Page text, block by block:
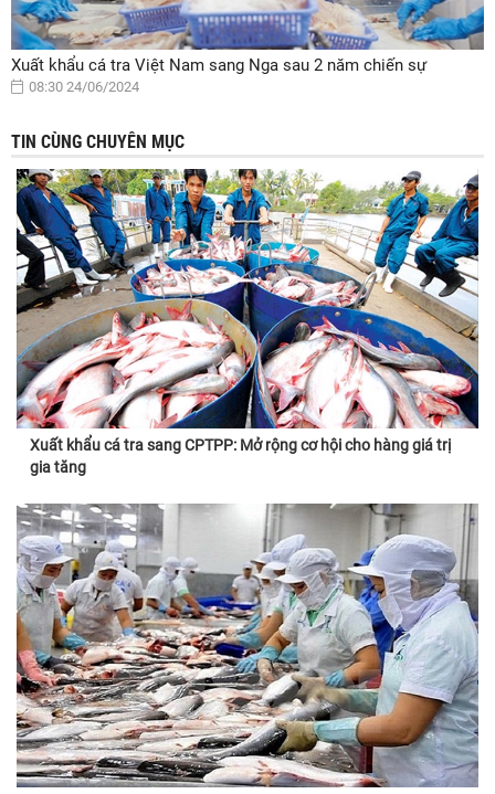
Xuất khẩu cá tra Việt Nam sang Nga sau 2 năm chiến sự
08:30 24/06/2024
TIN CÙNG CHUYÊN MỤC
Xuất khẩu cá tra sang CPTPP: Mở rộng cơ hội cho hàng giá trị
gia tăng